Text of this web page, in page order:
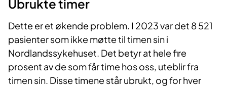
Ubrukte timer
Dette er et økende problem. I 2023 var det 8 521
pasienter som ikke møtte til timen sin i
Nordlandssykehuset. Det betyr at hele fire
prosent av de som får time hos oss, uteblir fra
timen sin. Disse timene står ubrukt, og for hver